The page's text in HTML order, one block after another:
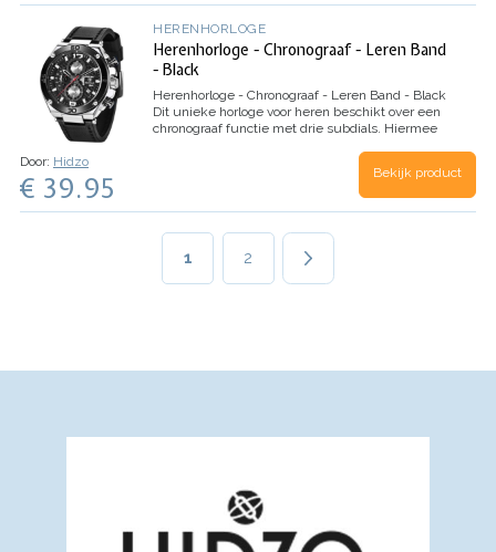
HERENHORLOGE
Herenhorloge - Chronograaf - Leren Band
- Black
Herenhorloge - Chronograaf - Leren Band - Black
Dit unieke horloge voor heren beschikt over een
chronograaf functie met drie subdials. Hiermee
De polsband is uitgevoerd in fraai leder en
Door: Hidzo
€ 39.95 Bekijk product
Paginering
Huidige
1 Page
2